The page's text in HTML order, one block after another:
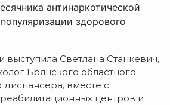
антинаркотической
здорового
Светлана Станкевич,
Брянского областного
диспансера, вместе с
центров и